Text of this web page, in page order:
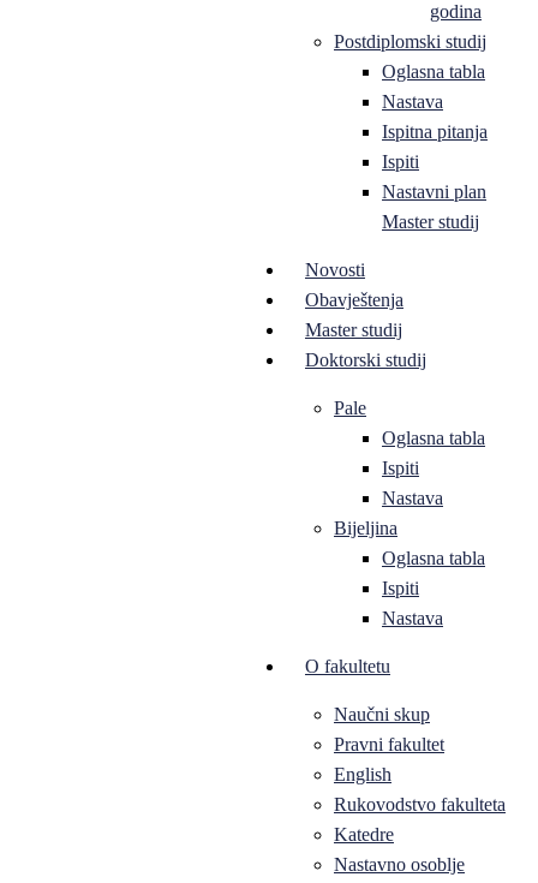
godina
Postdiplomski studij
Oglasna tabla
Nastava
Ispitna pitanja
Ispiti
Nastavni plan
Master studij
Novosti
Obavještenja
Master studij
Doktorski studij
Pale
Oglasna tabla
Ispiti
Nastava
Bijeljina
Oglasna tabla
Ispiti
Nastava
O fakultetu
Naučni skup
Pravni fakultet
English
Rukovodstvo fakulteta
Katedre
Nastavno osoblje